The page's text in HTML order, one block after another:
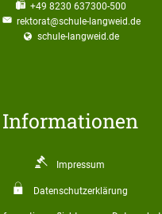
+49 8230 637300-500
rektorat@schule-langweid.de
schule-langweid.de
Informationen
Impressum
Datenschutzerklärung